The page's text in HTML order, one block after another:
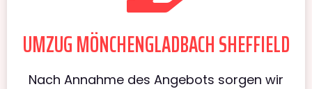
UMZUG MÖNCHENGLADBACH SHEFFIELD
Nach Annahme des Angebots sorgen wir